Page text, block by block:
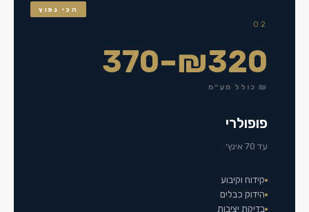
הכי נפוץ
02
₪320–370
₪ כולל מע״מ
פופולרי
עד 70 אינץ׳
קידוח וקיבוע
הידוק כבלים
בדיקת יציבות